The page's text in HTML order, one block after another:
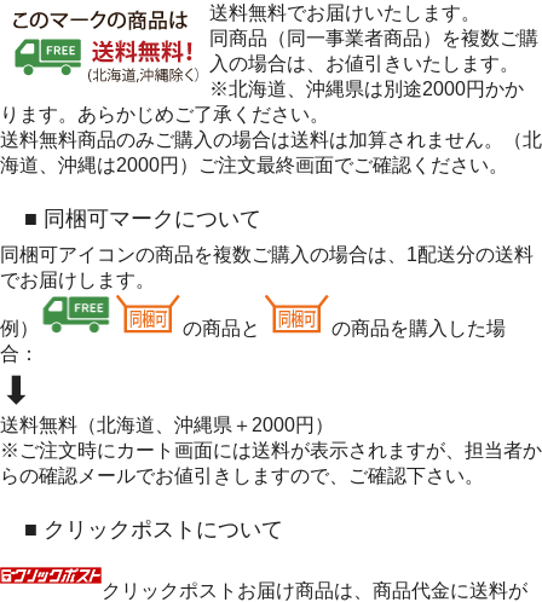
送料無料でお届けいたします。
同商品（同一事業者商品）を複数ご購
入の場合は、お値引きいたします。
※北海道、沖縄県は別途2000円かか
ります。あらかじめご了承ください。
送料無料商品のみご購入の場合は送料は加算されません。（北
海道、沖縄は2000円）ご注文最終画面でご確認ください。
■ 同梱可マークについて
同梱可アイコンの商品を複数ご購入の場合は、1配送分の送料
でお届けします。
例） の商品と
の商品を購入した場
合：
⬇
送料無料（北海道、沖縄県＋2000円）
※ご注文時にカート画面には送料が表示されますが、担当者か
らの確認メールでお値引きしますので、ご確認下さい。
■ クリックポストについて
クリックポストお届け商品は、商品代金に送料が